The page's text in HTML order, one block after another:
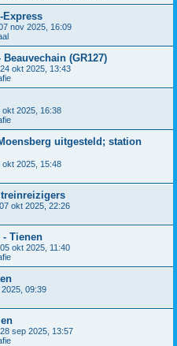
Express
nov 2025, 16:09
(GR127)
24 okt 2025, 13:43
okt 2025, 16:38
uitgesteld; station
okt 2025, 15:48
07 okt 2025, 22:26
- Tienen
05 okt 2025, 11:40
09:39
28 sep 2025, 13:57